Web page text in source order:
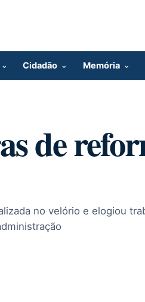
Cidadão Memória
de
no velório e elogiou